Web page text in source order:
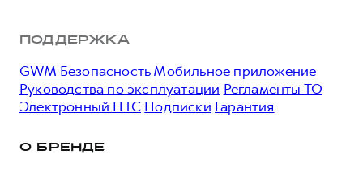
ПОДДЕРЖКА
GWM БезопасностьМобильное приложение
Руководства по эксплуатации Регламенты ТО
Электронный ПТС Подписки Гарантия
О БРЕНДЕ